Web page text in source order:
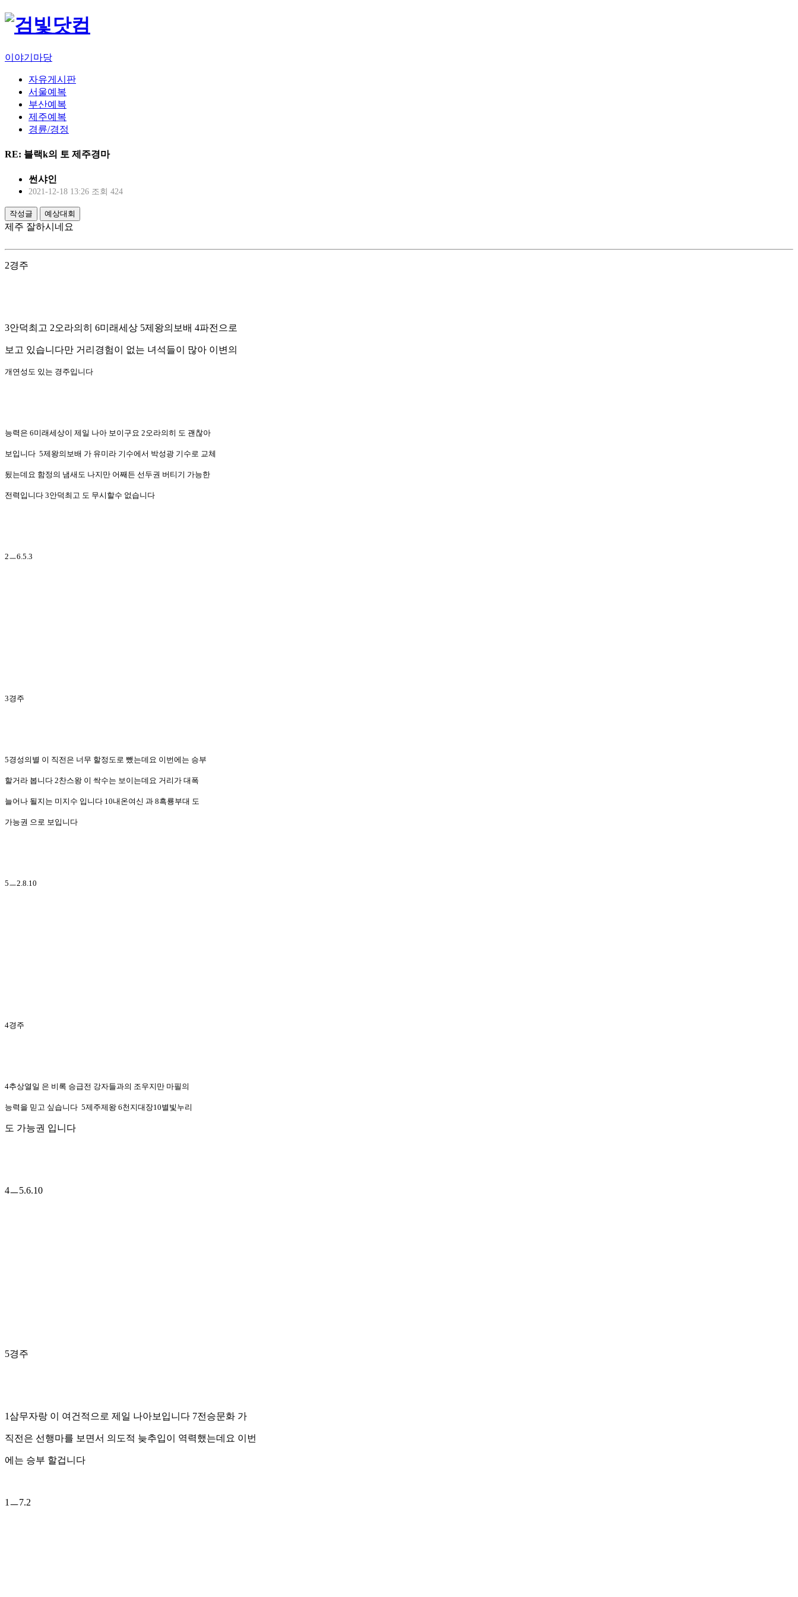
이야기마당
자유게시판
서울예복
부산예복
제주예복
경륜/경정
RE: 블랙k의 토 제주경마
썬샤인
2021-12-18 13:26 조회 424
작성글 예상대회
제주 잘하시네요
2경주
3안덕최고 2오라의히 6미래세상 5제왕의보배 4파전으로
보고 있습니다만 거리경험이 없는 녀석들이 많아 이변의
개연성도 있는 경주입니다
능력은 6미래세상이 제일 나아 보이구요 2오라의히 도 괜찮아
보입니다 5제왕의보배 가 유미라 기수에서 박성광 기수로 교체
됬는데요 함정의 냄새도 나지만 어째든 선두권 버티기 가능한
전력입니다 3안덕최고 도 무시할수 없습니다
2ㅡ6.5.3
3경주
5경성의별 이 직전은 너무 할정도로 뺐는데요 이번에는 승부
할거라 봅니다 2찬스왕 이 싹수는 보이는데요 거리가 대폭
늘어나 될지는 미지수 입니다 10내온여신 과 8흑룡부대 도
가능권 으로 보입니다
5ㅡ2.8.10
4경주
4추상열일 은 비록 승급전 강자들과의 조우지만 마필의
능력을 믿고 싶습니다 5제주제왕 6천지대장10별빛누리
도 가능권 입니다
4ㅡ5.6.10
5경주
1삼무자랑 이 여건적으로 제일 나아보입니다 7전승문화 가
직전은 선행마를 보면서 의도적 늦추입이 역력했는데요 이번
에는 승부 할겁니다
1ㅡ7.2